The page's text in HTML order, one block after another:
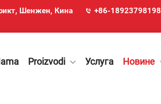
Шенжен, Кина
+86-18923798198
Proizvodi Услуга Новине